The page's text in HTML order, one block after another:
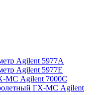
Agilent 5977А
Agilent 5977E
МС Agilent 7000C
ГХ-МС Agilent